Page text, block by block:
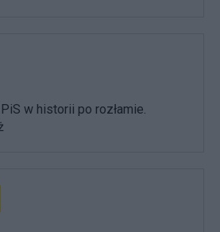
w historii po rozłamie.